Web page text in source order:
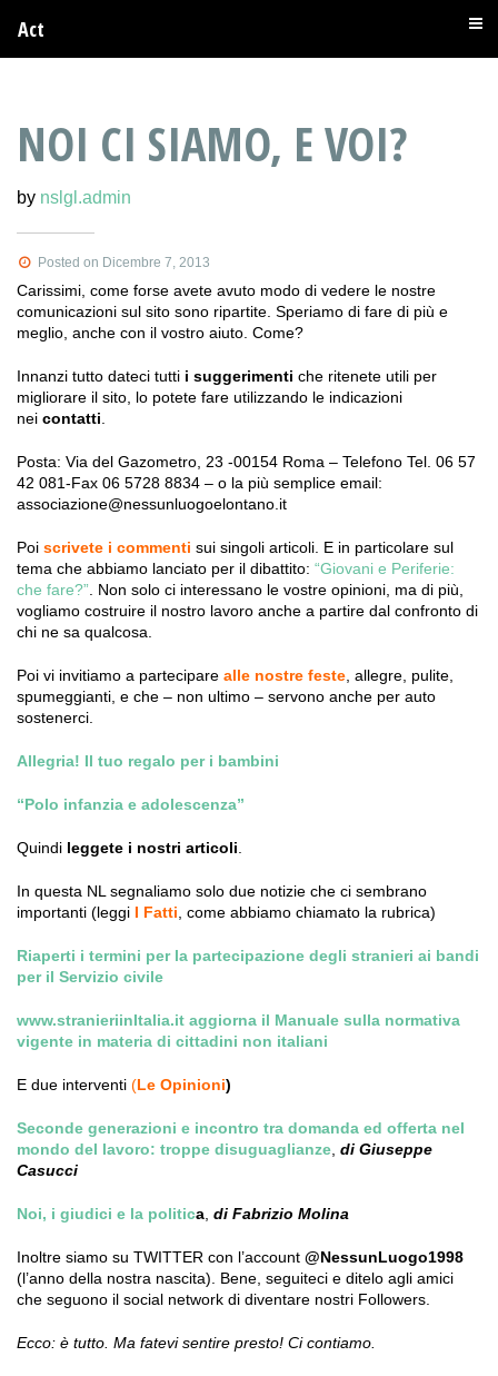
Act
NOI CI SIAMO, E VOI?
by nslgl.admin
Posted on Dicembre 7, 2013
Carissimi, come forse avete avuto modo di vedere le nostre
comunicazioni sul sito sono ripartite. Speriamo di fare di più e
meglio, anche con il vostro aiuto. Come?
Innanzi tutto dateci tutti i suggerimenti che ritenete utili per
migliorare il sito, lo potete fare utilizzando le indicazioni
nei contatti
Posta: Via del Gazometro, 23 -00154 Roma – Telefono Tel. 06 57
42 081-Fax 06 5728 8834 – o la più semplice email:
associazione@nessunluogoelontano.it
Poi scrivete i commenti sui singoli articoli. E in particolare sul
tema che abbiamo lanciato per il dibattito: “Giovani e Periferie:
che fare?” . Non solo ci interessano le vostre opinioni, ma di più,
vogliamo costruire il nostro lavoro anche a partire dal confronto di
chi ne sa qualcosa.
Poi vi invitiamo a partecipare alle nostre feste , allegre, pulite,
spumeggianti, e che – non ultimo – servono anche per auto
sostenerci.
Allegria! Il tuo regalo per i bambini
“Polo infanzia e adolescenza”
Quindi leggete i nostri articoli
In questa NL segnaliamo solo due notizie che ci sembrano
importanti (leggi I Fatti , come abbiamo chiamato la rubrica)
Riaperti i termini per la partecipazione degli stranieri ai bandi
per il Servizio civile
www.stranieriinItalia.it aggiorna il Manuale sulla normativa
vigente in materia di cittadini non italiani
E due interventi (Le Opinioni)
Seconde generazioni e incontro tra domanda ed offerta nel
mondo del lavoro: troppe disuguaglianze di Giuseppe
Casucci
Noi, i giudici e la politica di Fabrizio Molina
Inoltre siamo su TWITTER con l’account @NessunLuogo1998
(l’anno della nostra nascita). Bene, seguiteci e ditelo agli amici
che seguono il social network di diventare nostri Followers.
Ecco: è tutto. Ma fatevi sentire presto! Ci contiamo.